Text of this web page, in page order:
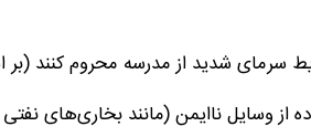
سرمای شدید از مدرسه محروم کنند
ناایمن (مانند بخاری‌های نفتی